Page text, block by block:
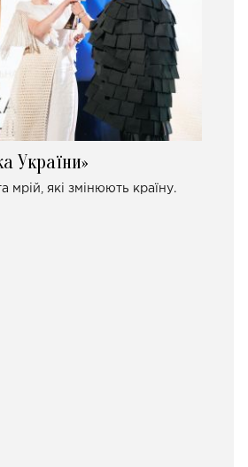
України»
та мрій, які змінюють країну.